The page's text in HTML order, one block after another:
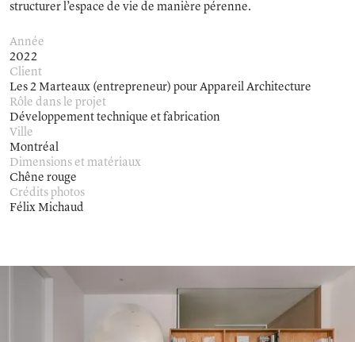
structurer l’espace de vie de manière pérenne.
Année
2022
Client
Les 2 Marteaux (entrepreneur) pour Appareil Architecture
Rôle dans le projet
Développement technique et fabrication
Ville
Montréal
Dimensions et matériaux
Chêne rouge
Crédits photos
Félix Michaud